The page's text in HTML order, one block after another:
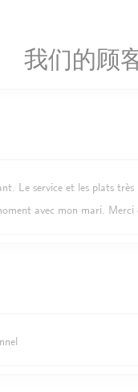
我们的顾
Le service et les plats
avec mon mari. Merci